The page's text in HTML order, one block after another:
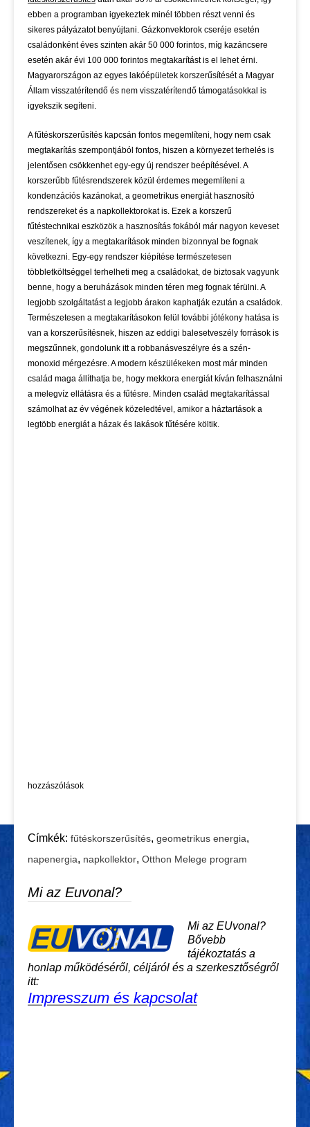
ebben a programban igyekeztek minél többen részt venni és
sikeres pályázatot benyújtani. Gázkonvektorok cseréje esetén
családonként éves szinten akár 50 000 forintos, míg kazáncsere
esetén akár évi 100 000 forintos megtakarítást is el lehet érni.
Magyarországon az egyes lakóépületek korszerűsítését a Magyar
Állam visszatérítendő és nem visszatérítendő támogatásokkal is
igyekszik segíteni.
A fűtéskorszerűsítés kapcsán fontos megemlíteni, hogy nem csak
megtakarítás szempontjából fontos, hiszen a környezet terhelés is
jelentősen csökkenhet egy-egy új rendszer beépítésével. A
korszerűbb fűtésrendszerek közül érdemes megemlíteni a
kondenzációs kazánokat, a geometrikus energiát hasznosító
rendszereket és a napkollektorokat is. Ezek a korszerű
fűtéstechnikai eszközök a hasznosítás fokából már nagyon keveset
veszítenek, így a megtakarítások minden bizonnyal be fognak
következni. Egy-egy rendszer kiépítése természetesen
többletköltséggel terhelheti meg a családokat, de biztosak vagyunk
benne, hogy a beruházások minden téren meg fognak térülni. A
legjobb szolgáltatást a legjobb árakon kaphatják ezután a családok.
Természetesen a megtakarításokon felül további jótékony hatása is
van a korszerűsítésnek, hiszen az eddigi balesetveszély források is
megszűnnek, gondolunk itt a robbanásveszélyre és a szén-
monoxid mérgezésre. A modern készülékeken most már minden
család maga állíthatja be, hogy mekkora energiát kíván felhasználni
a melegvíz ellátásra és a fűtésre. Minden család megtakarítással
számolhat az év végének közeledtével, amikor a háztartások a
legtöbb energiát a házak és lakások fűtésére költik.
hozzászólások
Címkék: fűtéskorszerűsítés, geometrikus energia,
napenergia, napkollektor, Otthon Melege program
Mi az Euvonal?
Mi az EUvonal?
Bővebb
tájékoztatás a
honlap működéséről, céljáról és a szerkesztőségről
itt:
Impresszum és kapcsolat